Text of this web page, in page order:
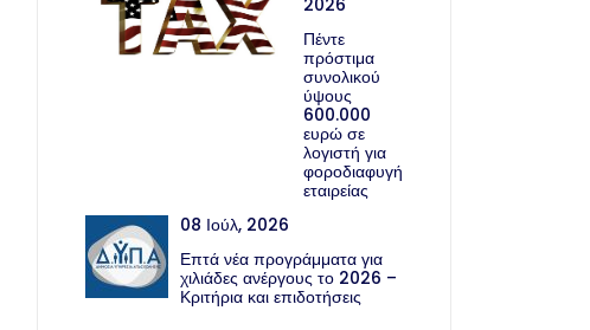
2026
Πέντε
πρόστιμα
συνολικού
ύψους
600.000
ευρώ σε
λογιστή για
φοροδιαφυγή
εταιρείας
08 Ιούλ, 2026
Επτά νέα προγράμματα για
χιλιάδες ανέργους το 2026 –
Κριτήρια και επιδοτήσεις